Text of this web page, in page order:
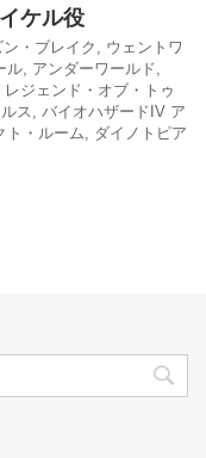
ケル役
ン・ブレイク
ウェントワ
ル アンダーワールド
レジェンド・オブ・トゥ
ス
バイオハザードIV ア
ト・ルーム ダイノトピア